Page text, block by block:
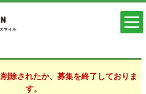
除されたか、募集を終了しておりま
す。